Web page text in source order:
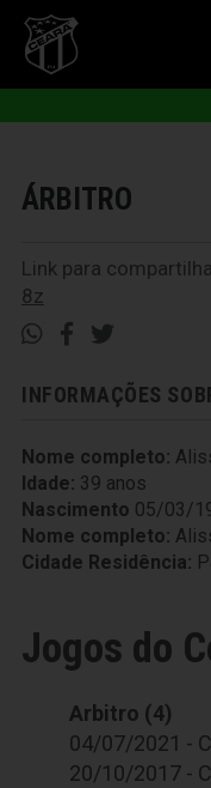
ÁRBITRO
Link para
8z
INFORMAÇÕES
Nome completo:
Idade: 39 anos
Nascimento 05/03/
Nome completo:
Cidade Residência:
Jogos do
Arbitro (4)
04/07/2021 -
20/10/2017 -